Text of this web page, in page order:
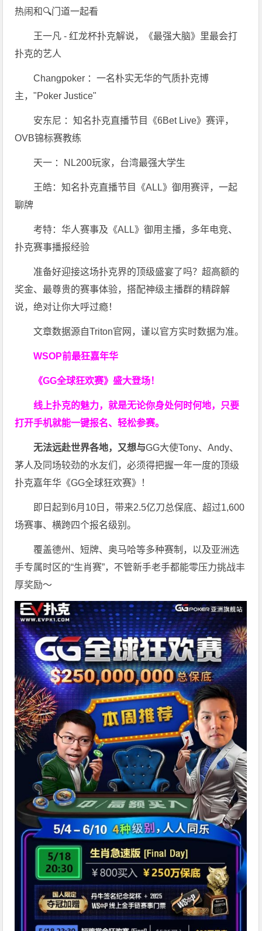
热闹和🔍门道一起看
王一凡 - 红龙杯扑克解说，《最强大脑》里最会打
扑克的艺人
Changpoker ：一名朴实无华的气质扑克博
主，"Poker Justice"
安东尼 ：知名扑克直播节目《6Bet Live》赛评，
OVB锦标赛教练
天一 ：NL200玩家，台湾最强大学生
王皓：知名扑克直播节目《ALL》御用赛评，一起
聊牌
考特：华人赛事及《ALL》御用主播，多年电竞、
扑克赛事播报经验
准备好迎接这场扑克界的顶级盛宴了吗？超高额的
奖金、最尊贵的赛事体验，搭配神级主播群的精辟解
说，绝对让你大呼过瘾！
文章数据源自Triton官网，谨以官方实时数据为准。
WSOP前最狂嘉年华
《GG全球狂欢赛》盛大登场！
线上扑克的魅力，就是无论你身处何时何地，只要
打开手机就能一键报名、轻松参赛。
无法远赴世界各地，又想与GG大使Tony、Andy、
茅人及同场较劲的水友们，必须得把握一年一度的顶级
扑克嘉年华《GG全球狂欢赛》！
即日起到6月10日，带来2.5亿刀总保底、超过1,600
场赛事、横跨四个报名级别。
覆盖德州、短牌、奥马哈等多种赛制，以及亚洲选
手专属时区的“生肖赛”，不管新手老手都能零压力挑战丰
厚奖励～